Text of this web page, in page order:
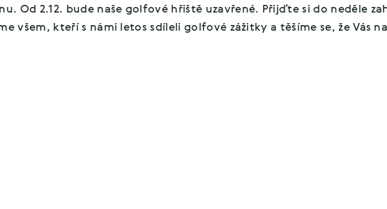
Od 2.12. bude naše golfové hřiště uzavřené. Přijďte si do neděle
všem, kteří s námi letos sdíleli golfové zážitky a těšíme se, že Vás